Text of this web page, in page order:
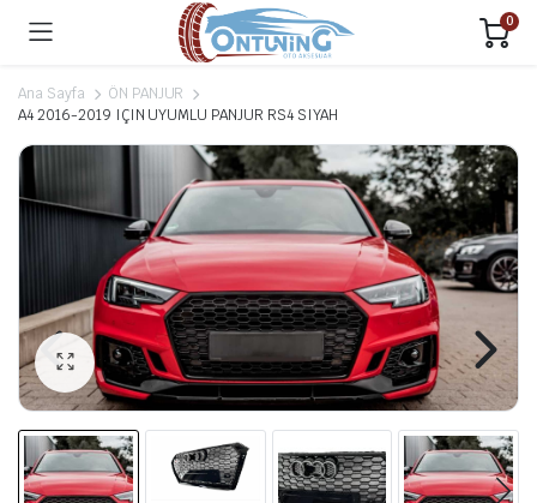
0
Ana Sayfa
ÖN PANJUR
A4 2016-2019 IÇIN UYUMLU PANJUR RS4 SIYAH